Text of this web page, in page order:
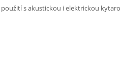
s akustickou i elektrickou